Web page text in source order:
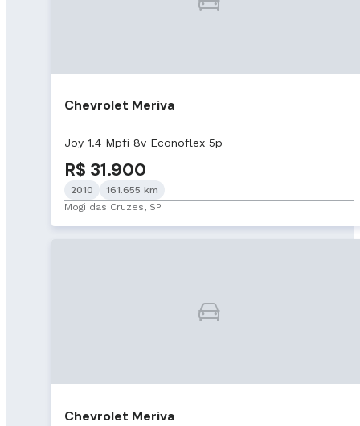
Chevrolet Meriva
Joy 1.4 Mpfi 8v Econoflex 5p
R$ 31.900
2010
161.655 km
Mogi das Cruzes, SP
Chevrolet Meriva